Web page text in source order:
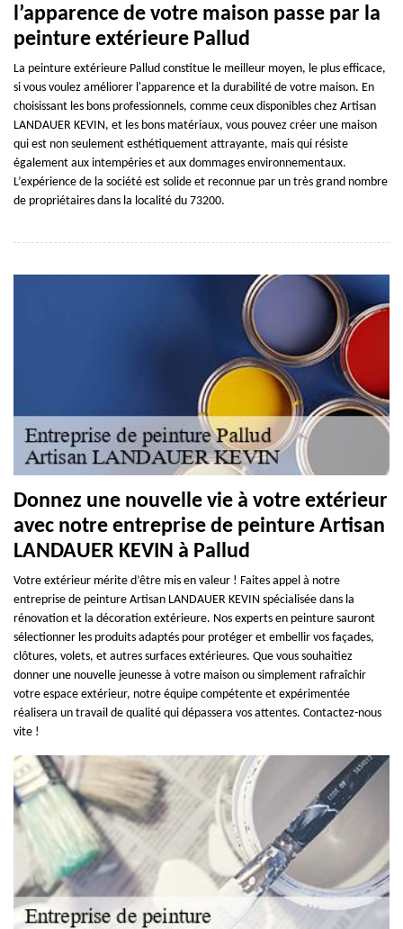
l’apparence de votre maison passe par la
peinture extérieure Pallud
La peinture extérieure Pallud constitue le meilleur moyen, le plus efficace,
si vous voulez améliorer l'apparence et la durabilité de votre maison. En
choisissant les bons professionnels, comme ceux disponibles chez Artisan
LANDAUER KEVIN, et les bons matériaux, vous pouvez créer une maison
qui est non seulement esthétiquement attrayante, mais qui résiste
également aux intempéries et aux dommages environnementaux.
L’expérience de la société est solide et reconnue par un très grand nombre
de propriétaires dans la localité du 73200.
Donnez une nouvelle vie à votre extérieur
avec notre entreprise de peinture Artisan
LANDAUER KEVIN à Pallud
Votre extérieur mérite d’être mis en valeur ! Faites appel à notre
entreprise de peinture Artisan LANDAUER KEVIN spécialisée dans la
rénovation et la décoration extérieure. Nos experts en peinture sauront
sélectionner les produits adaptés pour protéger et embellir vos façades,
clôtures, volets, et autres surfaces extérieures. Que vous souhaitiez
donner une nouvelle jeunesse à votre maison ou simplement rafraîchir
votre espace extérieur, notre équipe compétente et expérimentée
réalisera un travail de qualité qui dépassera vos attentes. Contactez-nous
vite !